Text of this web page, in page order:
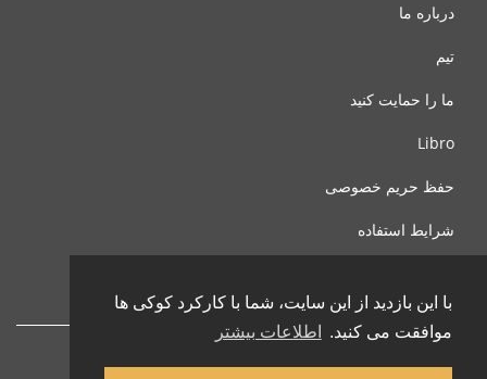
با این بازدید از این سایت، شما با کارکرد کوکی ها
موافقت می کنید.
اطلاعات بیشتر
درباره ما
تیم
ما را حمایت کنید
Libro
حفظ حریم خصوصی
شرایط استفاده